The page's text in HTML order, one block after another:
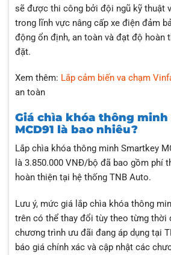
sẽ được thi công bởi đội ngũ kỹ thuật
trong lĩnh vực nâng cấp xe điện đảm
động ổn định, an toàn và đạt độ hoàn
đặt.
Xem thêm: Lắp cảm biến va chạm
an toàn
Giá chìa khóa thông minh
MCD91 là bao nhiêu?
Lắp chìa khóa thông minh Smartkey
là 3.850.000 VNĐ/bộ đã bao gồm phí
hoàn thiện tại hệ thống TNB Auto.
Lưu ý, mức giá lắp chìa khóa thông
trên có thể thay đổi tùy theo từng thời
chương trình ưu đãi đang áp dụng tại
báo giá chính xác và cập nhật các